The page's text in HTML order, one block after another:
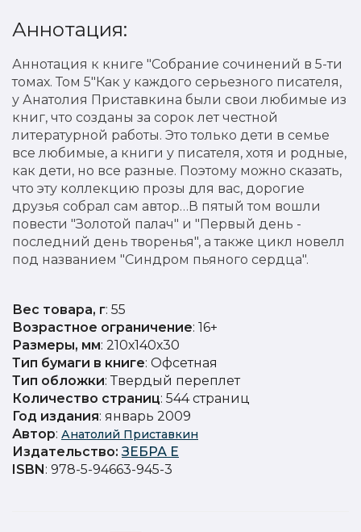
Аннотация:
Аннотация к книге "Собрание сочинений в 5-ти
томах. Том 5"Как у каждого серьезного писателя,
у Анатолия Приставкина были свои любимые из
книг, что созданы за сорок лет честной
литературной работы. Это только дети в семье
все любимые, а книги у писателя, хотя и родные,
как дети, но все разные. Поэтому можно сказать,
что эту коллекцию прозы для вас, дорогие
друзья собрал сам автор…В пятый том вошли
повести "Золотой палач" и "Первый день -
последний день творенья", а также цикл новелл
под названием "Синдром пьяного сердца".
Вес товара, г: 55
Возрастное ограничение: 16+
Размеры, мм: 210х140х30
Тип бумаги в книге: Офсетная
Тип обложки: Твердый переплет
Количество страниц: 544 страниц
Год издания: январь 2009
Автор: Анатолий Приставкин
Издательство:ЗЕБРА Е
ISBN : 978-5-94663-945-3